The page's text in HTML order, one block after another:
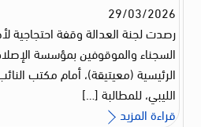
29/03/2026
رصدت لجنة العدالة وقفة
السجناء والموقوفين بمؤسسة
الرئيسية (معيتيقة)، أمام مكتب
الليبي، للمطالبة […]
قراءة المزيد